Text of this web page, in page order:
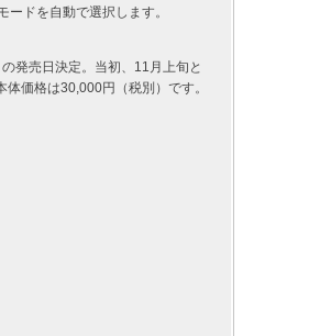
ドを自動で選択します。
発売日決定。当初、11月上旬と
価格は30,000円（税別）です。